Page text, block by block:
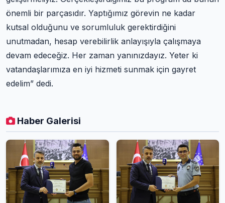
önemli bir parçasıdır. Yaptığımız görevin ne kadar
kutsal olduğunu ve sorumluluk gerektirdiğini
unutmadan, hesap verebilirlik anlayışıyla çalışmaya
devam edeceğiz. Her zaman yanınızdayız. Yeter ki
vatandaşlarımıza en iyi hizmeti sunmak için gayret
edelim” dedi.
Haber Galerisi